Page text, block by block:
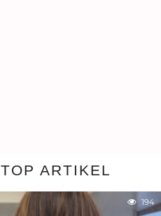
TOP ARTIKEL
194